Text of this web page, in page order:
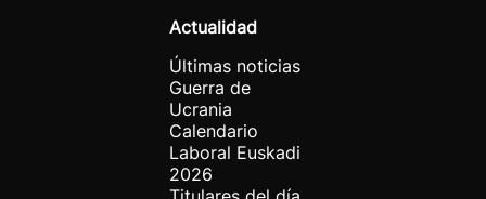
Actualidad
Últimas noticias
Guerra de
Ucrania
Calendario
Laboral Euskadi
2026